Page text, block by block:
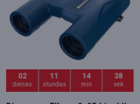
02
dienas
11
stundas
14
min
36
sek